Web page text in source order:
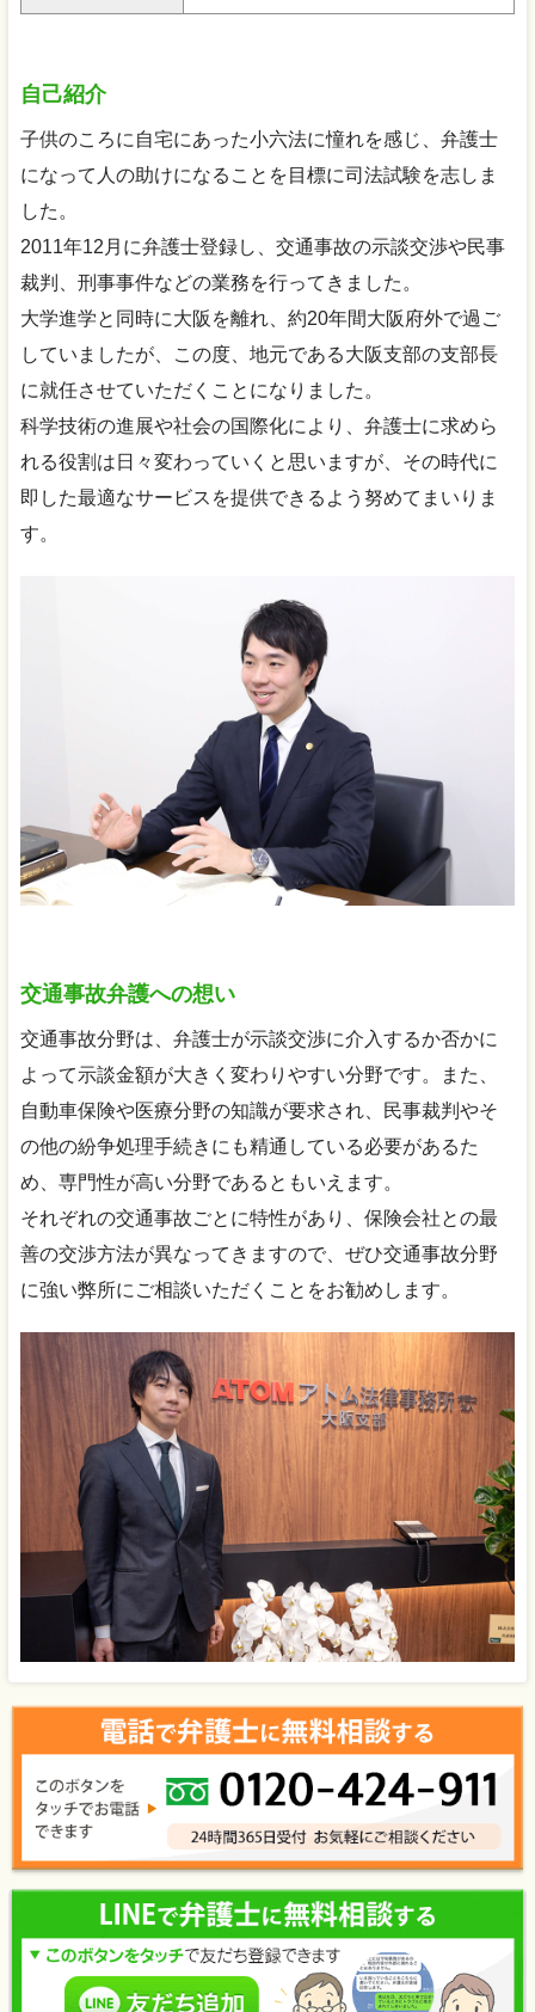
自己紹介
子供のころに自宅にあった小六法に憧れを感じ、弁護士
になって人の助けになることを目標に司法試験を志しま
した。
2011年12月に弁護士登録し、交通事故の示談交渉や民事
裁判、刑事事件などの業務を行ってきました。
大学進学と同時に大阪を離れ、約20年間大阪府外で過ご
していましたが、この度、地元である大阪支部の支部長
に就任させていただくことになりました。
科学技術の進展や社会の国際化により、弁護士に求めら
れる役割は日々変わっていくと思いますが、その時代に
即した最適なサービスを提供できるよう努めてまいりま
す。
交通事故弁護への想い
交通事故分野は、弁護士が示談交渉に介入するか否かに
よって示談金額が大きく変わりやすい分野です。また、
自動車保険や医療分野の知識が要求され、民事裁判やそ
の他の紛争処理手続きにも精通している必要があるた
め、専門性が高い分野であるともいえます。
それぞれの交通事故ごとに特性があり、保険会社との最
善の交渉方法が異なってきますので、ぜひ交通事故分野
に強い弊所にご相談いただくことをお勧めします。